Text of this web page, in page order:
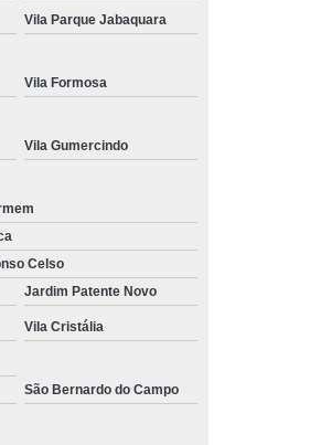
Cnh Atrasada
de Cnh Vencida
Escola
Auto Escola
Direção Veicular
Vila Parque Jabaquara
Vila Formosa
Vila Gumercindo
Celso
Jardim Patente Novo
Vila Cristália
São Bernardo do Campo